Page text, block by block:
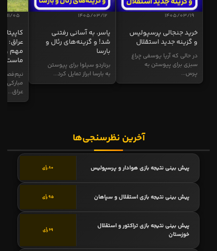
1405/03/19
خرید جنجالی پرسپولیس
و گزینه جدید استقلال
در حالی که آریا یوسفی چراغ
سبزی برای پیوستن به
پرس...
1405/03/12
یاسر، به آسانی رفتنی
شد! و گزینه‌های رئال و
بارسا
برناردو سیلوا برای پیوستن
به بارسا ابراز تمایل کرد...
11/05
عراق:
مهم و
ماست
نیم‌فصل
مبارکی
عراق...
آخرین نظرسنجی‌ها
پیش بینی نتیجه بازی هوادار و پرسپولیس 80 رأی
پیش بینی نتیجه بازی استقلال و سپاهان 95 رأی
پیش بینی نتیجه بازی تراکتور و استقلال
خوزستان
69 رأی